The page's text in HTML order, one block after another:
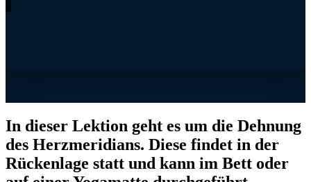
In dieser Lektion geht es um die Dehnung
des Herzmeridians. Diese findet in der
Rückenlage statt und kann im Bett oder